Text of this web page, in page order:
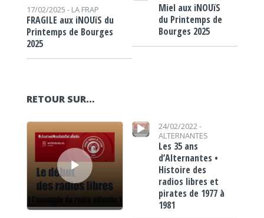
17/02/2025 - LA FRAP
FRAGILE aux iNOUïS du
Printemps de Bourges
2025
Miel aux iNOUïS
du Printemps de
Bourges 2025
RETOUR SUR…
Lecteur audio
Lecteur audio
24/02/2022 -
ALTERNANTES
Les 35 ans
d’Alternantes •
Histoire des
radios libres et
pirates de 1977 à
1981